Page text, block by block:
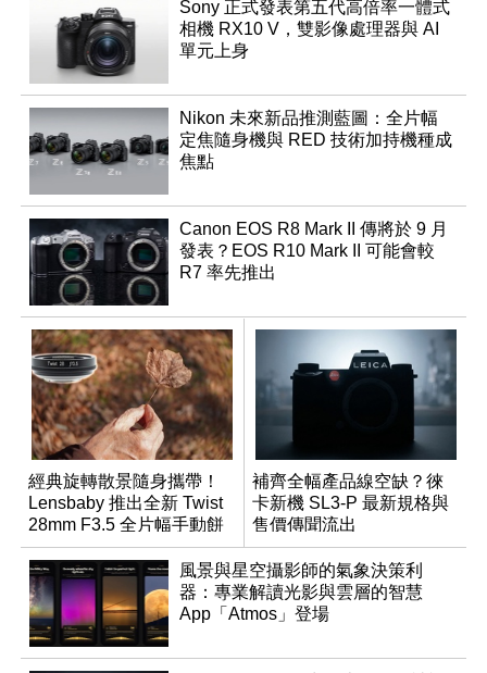
Sony 正式發表第五代高倍率一體式
相機 RX10 V，雙影像處理器與 AI
單元上身
Nikon 未來新品推測藍圖：全片幅
定焦隨身機與 RED 技術加持機種成
焦點
Canon EOS R8 Mark II 傳將於 9 月
發表？EOS R10 Mark II 可能會較
R7 率先推出
經典旋轉散景隨身攜帶！
Lensbaby 推出全新 Twist
28mm F3.5 全片幅手動餅
乾鏡
補齊全幅產品線空缺？徠
卡新機 SL3-P 最新規格與
售價傳聞流出
風景與星空攝影師的氣象決策利
器：專業解讀光影與雲層的智慧
App「Atmos」登場